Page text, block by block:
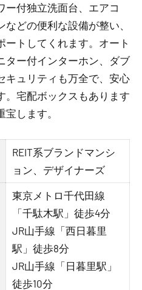
ー付独立洗面台、エアコ
どの便利な設備が整い、
ートしてくれます。オート
ター付インターホン、ダブ
キュリティも万全で、安心
。宅配ボックスもあります
します。
REIT系ブランドマンシ
ョン、デザイナーズ
東京メトロ千代田線
「千駄木駅」徒歩4分
JR山手線「西日暮里
駅」徒歩8分
JR山手線「日暮里駅」
徒歩10分